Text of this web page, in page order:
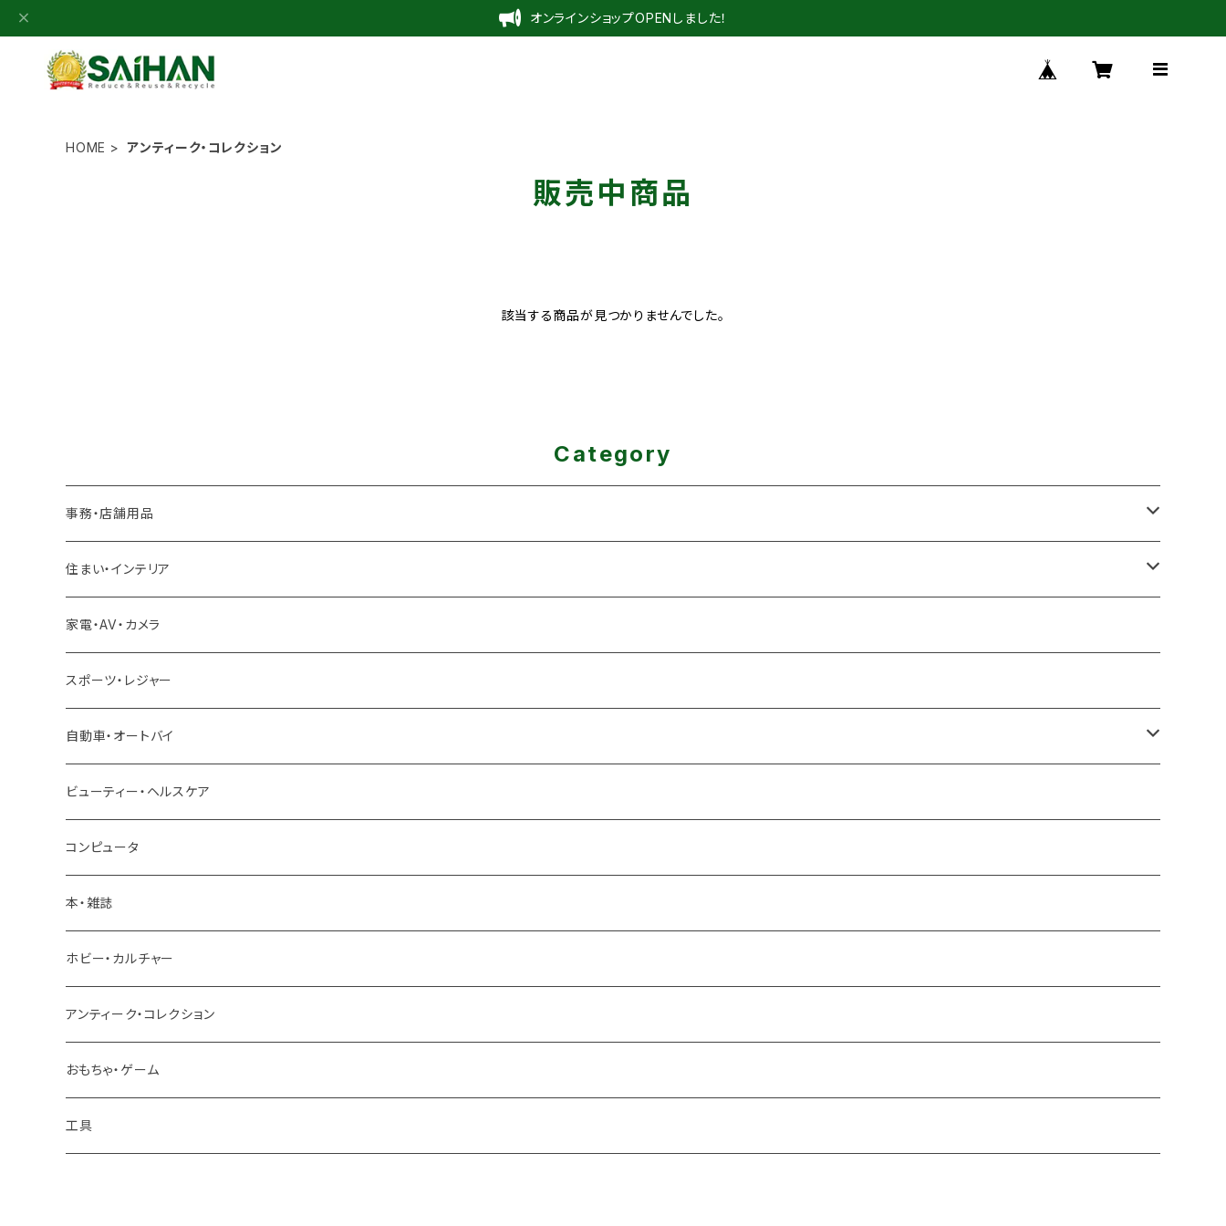
オンラインショップOPENしました！
HOME アンティーク・コレクション
販売中商品
該当する商品が見つかりませんでした。
Category
事務・店舗用品
厨房機器
冷凍ユニット
製氷機
住まい・インテリア
足場
雪対策
除雪機
家電・AV・カメラ
スポーツ・レジャー
自動車・オートバイ
クロスバイク ロードバイク
ロードバイク
トラック ダンプ
パーツ
建設機械 重機
ビューティー・ヘルスケア
コンピュータ
本・雑誌
ホビー・カルチャー
アンティーク・コレクション
おもちゃ・ゲーム
工具